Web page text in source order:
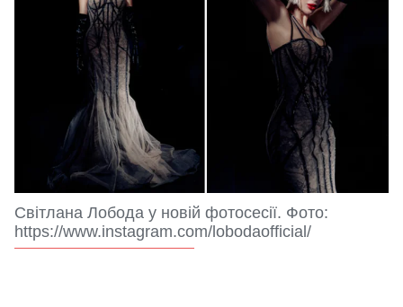
Світлана Лобода у новій фотосесії. Фото:
https://www.instagram.com/lobodaofficial/